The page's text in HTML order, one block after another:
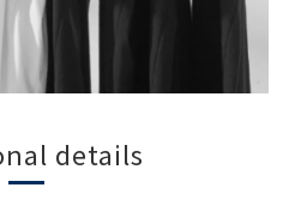
details